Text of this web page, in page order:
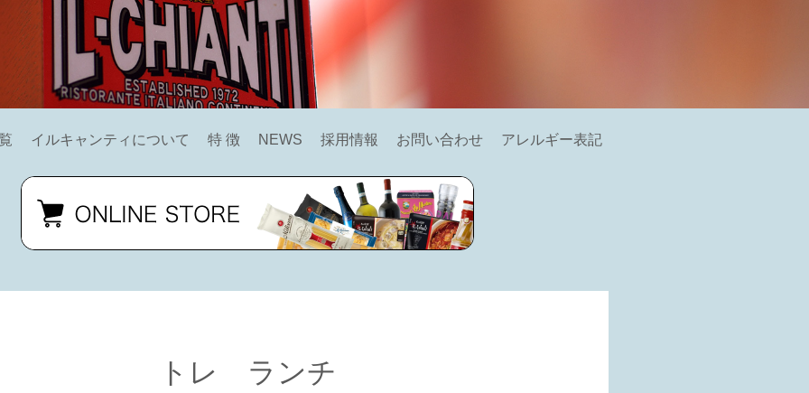
イルキャンティについて 特 徴 NEWS 採用情報 お問い合わせ アレルギー表記
トレ ランチ